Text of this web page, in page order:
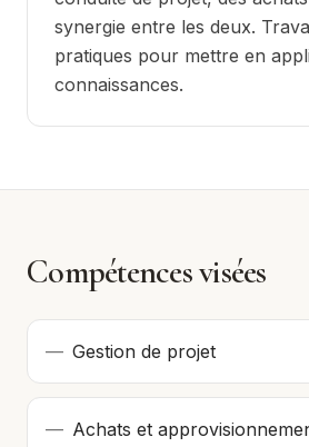
synergie entre les deux.
pratiques pour mettre en
connaissances.
Compétences visées
— Gestion de projet
— Achats et